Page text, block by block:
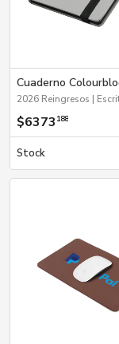
Cuaderno
$6373 188
Stock